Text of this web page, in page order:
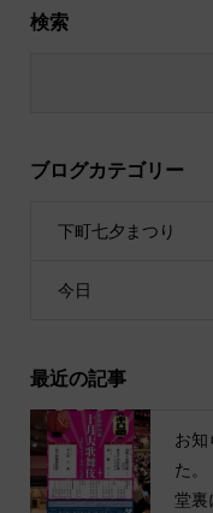
検索
ブログカテゴリー
下町七夕まつり
今日
最近の記事
お
た
堂裏